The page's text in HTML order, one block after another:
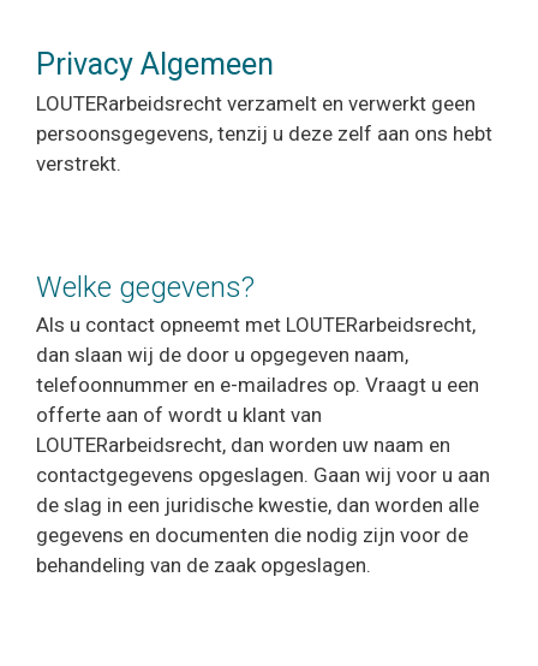
Privacy Algemeen
LOUTERarbeidsrecht verzamelt en verwerkt geen
persoonsgegevens, tenzij u deze zelf aan ons hebt
verstrekt.
Welke gegevens?
Als u contact opneemt met LOUTERarbeidsrecht,
dan slaan wij de door u opgegeven naam,
telefoonnummer en e-mailadres op. Vraagt u een
offerte aan of wordt u klant van
LOUTERarbeidsrecht, dan worden uw naam en
contactgegevens opgeslagen. Gaan wij voor u aan
de slag in een juridische kwestie, dan worden alle
gegevens en documenten die nodig zijn voor de
behandeling van de zaak opgeslagen.